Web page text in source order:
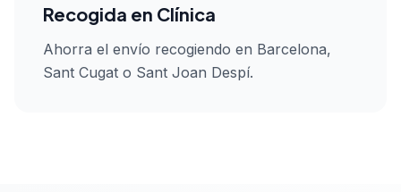
Recogida en Clínica
Ahorra el envío recogiendo en Barcelona,
Sant Cugat o Sant Joan Despí.